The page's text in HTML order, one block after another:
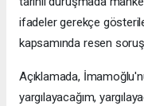
ifadeler gerekçe
kapsamında resen
Açıklamada,
yargılayacağım,